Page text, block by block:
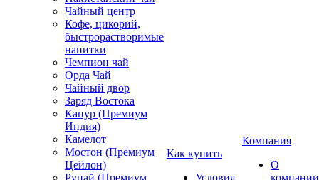
Чайный центр
Кофе, цикорий,
быстрорастворимые
напитки
Чемпион чай
Орда Чай
Чайный двор
Заряд Востока
Капур (Премиум
Индия)
Камелот
Мостон (Премиум
Цейлон)
Рупай (Премиум
Как купить
Условия
Компания
О
компании